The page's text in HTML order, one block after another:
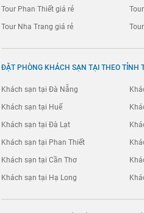
Tour Phan Thiết giá rẻ
Tour Nha Trang giá rẻ
ĐẶT PHÒNG KHÁCH SẠN TẠI THEO TỈNH
Khách sạn tại Đà Nẵng
Khách sạn tại Huế
Khách sạn tại Đà Lạt
Khách sạn tại Phan Thiết
Khách sạn tại Cần Thơ
Khách sạn tại Hạ Long